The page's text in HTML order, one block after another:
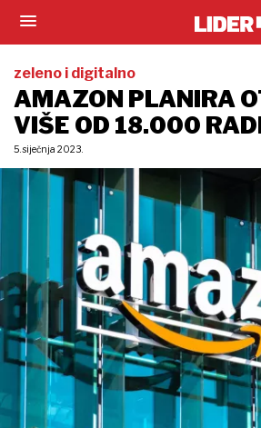
zeleno i digitalno
AMAZON PLANIRA
VIŠE OD 18.000
5. siječnja 2023.